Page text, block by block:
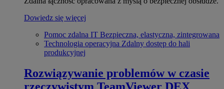
Dowiedz się więcej
Pomoc zdalna IT Bezpieczna, elastyczna, zintegrowana
Technologia operacyjna Zdalny dostęp do hali
produkcyjnej
Rozwiązywanie problemów w czasie